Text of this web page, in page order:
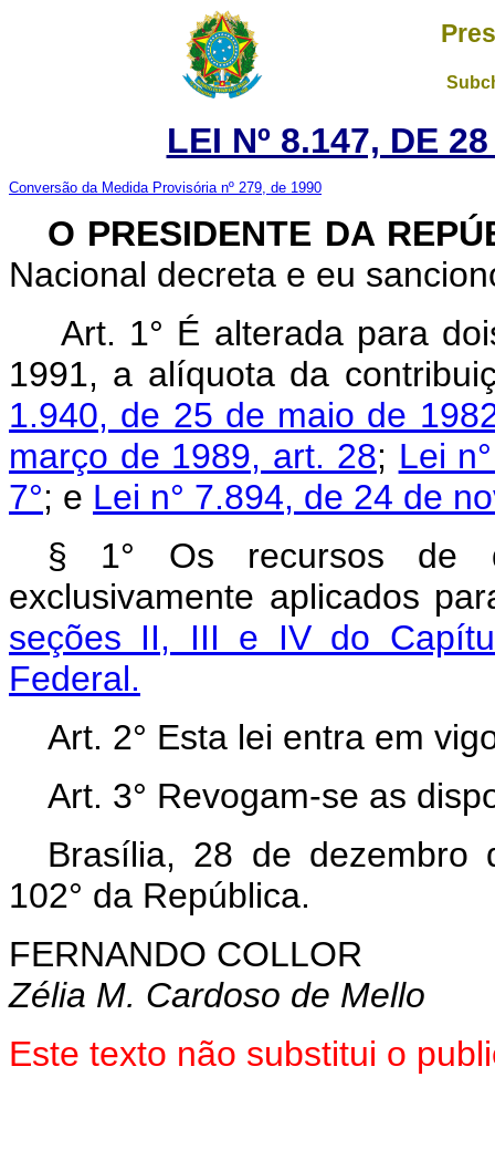
LEI Nº 8.147, DE
Conversão da Medida Provisória nº 279, de 1990
O PRESIDENTE DA
Nacional decreta e eu
Art. 1° É alterada para
1991, a alíquota da
1.940, de 25 de maio de
março de 1989, art. 28; Lei
7°; e Lei n° 7.894, de 24 de
§ 1° Os recursos de
exclusivamente aplicados
seções II, III e IV do
Federal.
Art. 2° Esta lei entra em
Art. 3° Revogam-se as
Brasília, 28 de dezembro
102° da República.
FERNANDO COLLOR
Zélia M. Cardoso de Mello
Este texto não substitui o